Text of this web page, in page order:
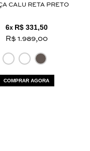
CALU RETA PRETO
6x R$ 331,50
R$ 1.989,00
COMPRAR AGORA